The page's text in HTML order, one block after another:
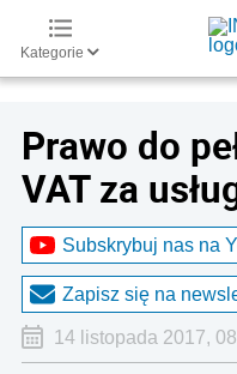
Kategorie
Prawo do
VAT za
Subskrybuj nas na
Zapisz się na
14 listopada 2017,